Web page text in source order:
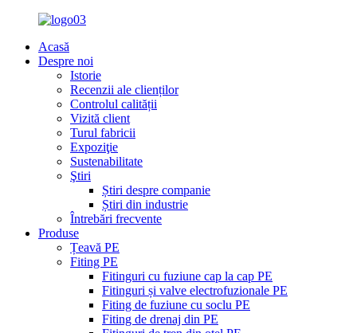
Acasă
Despre noi
Istorie
Recenzii ale clienților
Controlul calității
Vizită client
Turul fabricii
Expoziţie
Sustenabilitate
Ştiri
Știri despre companie
Știri din industrie
Întrebări frecvente
Produse
Țeavă PE
Fiting PE
Fitinguri cu fuziune cap la cap PE
Fitinguri și valve electrofuzionale PE
Fiting de fuziune cu soclu PE
Fiting de drenaj din PE